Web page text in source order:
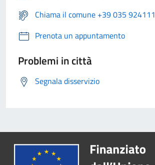
Chiama il comune +39 035 924111
Prenota un appuntamento
Problemi in città
Segnala disservizio